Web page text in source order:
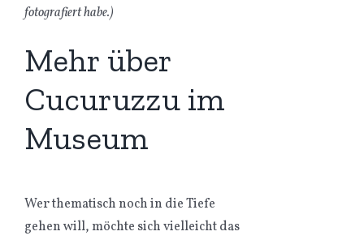
fotografiert habe.)
Mehr über
Cucuruzzu im
Museum
Wer thematisch noch in die Tiefe
gehen will, möchte sich vielleicht das